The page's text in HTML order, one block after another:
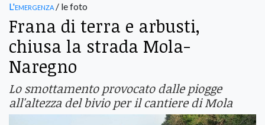
L'emergenza / le foto
Frana di terra e arbusti,
chiusa la strada Mola-
Naregno
Lo smottamento provocato dalle piogge
all'altezza del bivio per il cantiere di Mola